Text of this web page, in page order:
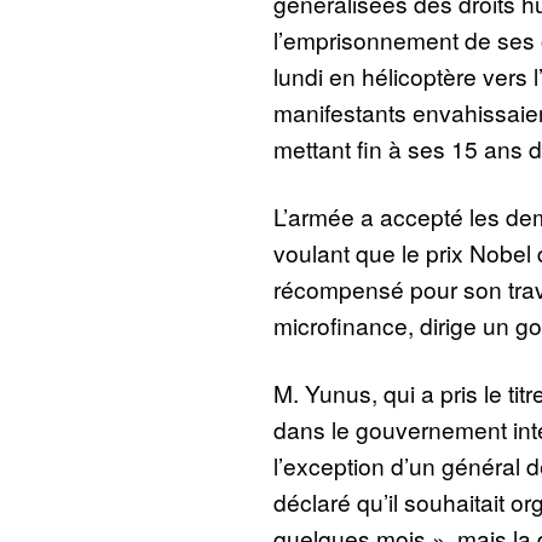
l’emprisonnement de
lundi en hélicoptère vers
manifestants
mettant fin à ses 15 ans
L’armée a accepté les
voulant que le prix Nobel
récompensé pour son
microfinance, dirige un
M. Yunus, qui a pris le
dans le gouvernement
l’exception d’un général
déclaré qu’il souhaitait